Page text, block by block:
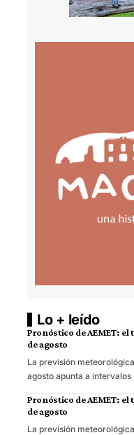
Lo + leído
Pronóstico de AEMET: el
de agosto
La previsión
agosto apunta a
Pronóstico de AEMET:
de agosto
La previsión